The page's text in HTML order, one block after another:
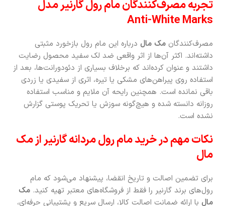
تجربه مصرف‌کنندگان مام رول گارنیر مدل
Anti-White Marks
مصرف‌کنندگان مک مال درباره این مام رول بازخورد مثبتی
داشته‌اند. اکثر آن‌ها از اثر واقعی ضد لک سفید محصول رضایت
داشتند و عنوان کرده‌اند که برخلاف بسیاری از دئودورانت‌ها، بعد از
استفاده روی پیراهن‌های مشکی یا تیره، اثری از سفیدی یا زردی
باقی نمانده است. همچنین رایحه آن ملایم و مناسب استفاده
روزانه دانسته شده و هیچ‌گونه سوزش یا تحریک پوستی گزارش
نشده است.
نکات مهم در خرید مام رول مردانه گارنیر از مک
مال
برای تضمین اصالت و تاریخ انقضا، پیشنهاد می‌شود که مام
رول‌های برند گارنیر را فقط از فروشگاه‌های معتبر تهیه کنید. مک
مال با ارائه ضمانت اصالت کالا، ارسال سریع و پشتیبانی حرفه‌ای،